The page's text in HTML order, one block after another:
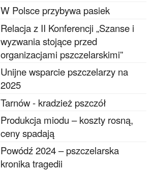
W Polsce przybywa pasiek
Relacja z II Konferencji „Szanse i
wyzwania stojące przed
organizacjami pszczelarskimi”
Unijne wsparcie pszczelarzy na
2025
Tarnów - kradzież pszczół
Produkcja miodu – koszty rosną,
ceny spadają
Powódź 2024 – pszczelarska
kronika tragedii